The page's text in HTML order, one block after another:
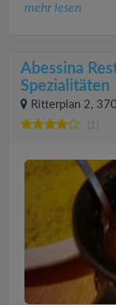
mehr lesen
Abessina
Spezialitäten
Ritterplan 2,
(1)